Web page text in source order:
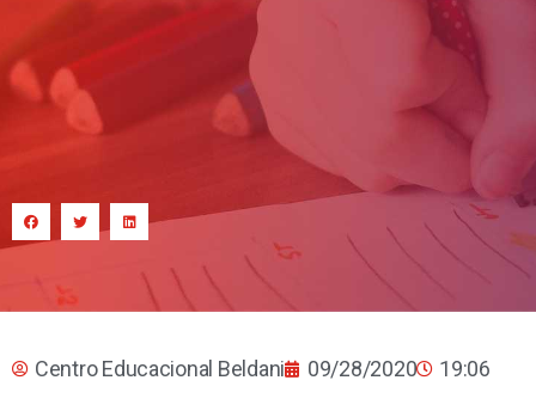
Centro Educacional Beldani 09/28/2020 19:06